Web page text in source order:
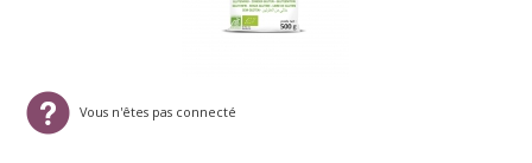
Vous n'êtes pas connecté